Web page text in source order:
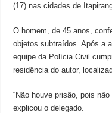
(17) nas cidades de
O homem, de 45 anos,
objetos subtraídos. Após a
equipe da Polícia Civil
residência do autor,
“Não houve prisão, pois
explicou o delegado.